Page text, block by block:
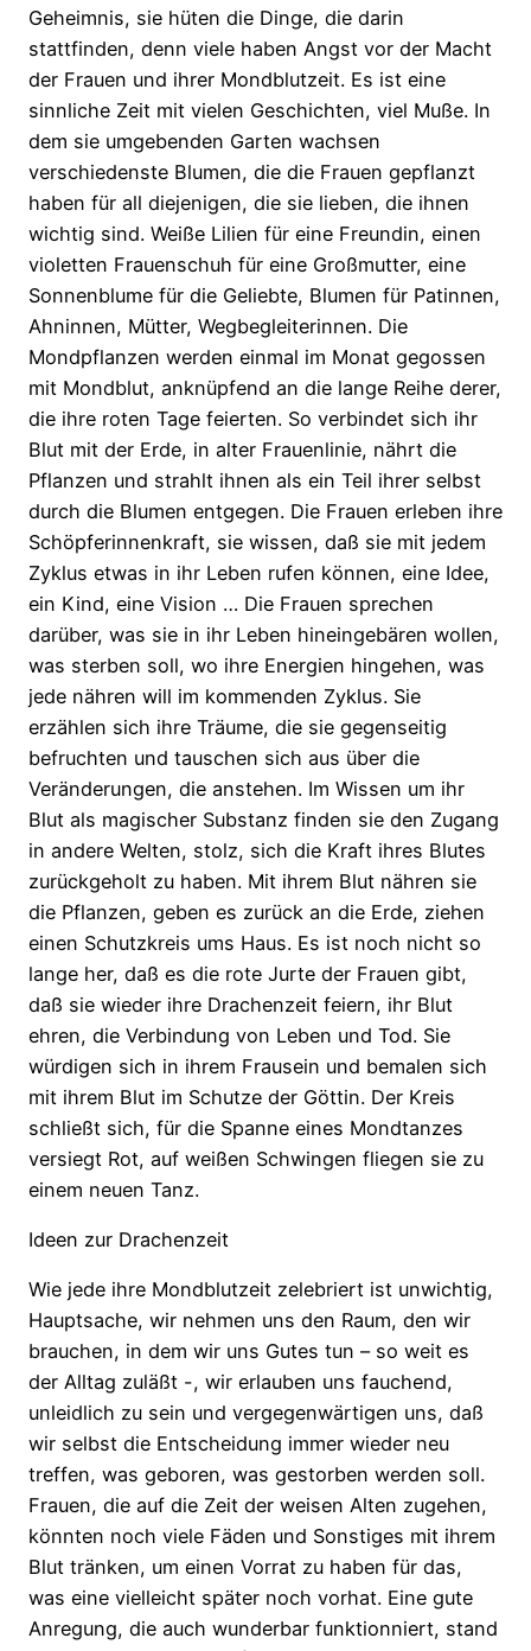
Geheimnis, sie hüten die Dinge, die darin
stattfinden, denn viele haben Angst vor der Macht
der Frauen und ihrer Mondblutzeit. Es ist eine
sinnliche Zeit mit vielen Geschichten, viel Muße. In
dem sie umgebenden Garten wachsen
verschiedenste Blumen, die die Frauen gepflanzt
haben für all diejenigen, die sie lieben, die ihnen
wichtig sind. Weiße Lilien für eine Freundin, einen
violetten Frauenschuh für eine Großmutter, eine
Sonnenblume für die Geliebte, Blumen für Patinnen,
Ahninnen, Mütter, Wegbegleiterinnen. Die
Mondpflanzen werden einmal im Monat gegossen
mit Mondblut, anknüpfend an die lange Reihe derer,
die ihre roten Tage feierten. So verbindet sich ihr
Blut mit der Erde, in alter Frauenlinie, nährt die
Pflanzen und strahlt ihnen als ein Teil ihrer selbst
durch die Blumen entgegen. Die Frauen erleben ihre
Schöpferinnenkraft, sie wissen, daß sie mit jedem
Zyklus etwas in ihr Leben rufen können, eine Idee,
ein Kind, eine Vision … Die Frauen sprechen
darüber, was sie in ihr Leben hineingebären wollen,
was sterben soll, wo ihre Energien hingehen, was
jede nähren will im kommenden Zyklus. Sie
erzählen sich ihre Träume, die sie gegenseitig
befruchten und tauschen sich aus über die
Veränderungen, die anstehen. Im Wissen um ihr
Blut als magischer Substanz finden sie den Zugang
in andere Welten, stolz, sich die Kraft ihres Blutes
zurückgeholt zu haben. Mit ihrem Blut nähren sie
die Pflanzen, geben es zurück an die Erde, ziehen
einen Schutzkreis ums Haus. Es ist noch nicht so
lange her, daß es die rote Jurte der Frauen gibt,
daß sie wieder ihre Drachenzeit feiern, ihr Blut
ehren, die Verbindung von Leben und Tod. Sie
würdigen sich in ihrem Frausein und bemalen sich
mit ihrem Blut im Schutze der Göttin. Der Kreis
schließt sich, für die Spanne eines Mondtanzes
versiegt Rot, auf weißen Schwingen fliegen sie zu
einem neuen Tanz.
Ideen zur Drachenzeit
Wie jede ihre Mondblutzeit zelebriert ist unwichtig,
Hauptsache, wir nehmen uns den Raum, den wir
brauchen, in dem wir uns Gutes tun – so weit es
der Alltag zuläßt -, wir erlauben uns fauchend,
unleidlich zu sein und vergegenwärtigen uns, daß
wir selbst die Entscheidung immer wieder neu
treffen, was geboren, was gestorben werden soll.
Frauen, die auf die Zeit der weisen Alten zugehen,
könnten noch viele Fäden und Sonstiges mit ihrem
Blut tränken, um einen Vorrat zu haben für das,
was eine vielleicht später noch vorhat. Eine gute
Anregung, die auch wunderbar funktionniert, stand